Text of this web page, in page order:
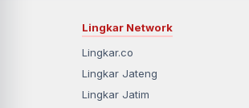
Lingkar Network
Lingkar.co
Lingkar Jateng
Lingkar Jatim